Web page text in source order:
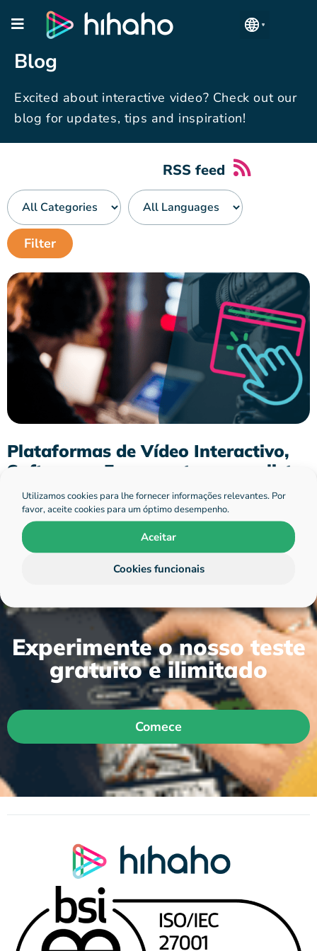
Utilizamos cookies para lhe fornecer informações relevantes. Por
favor, aceite cookies para um óptimo desempenho.
Aceitar
Cookies funcionais
Blog
Excited about interactive video? Check out our
blog for updates, tips and inspiration!
RSS feed
Plataformas de Vídeo Interactivo,
Software e Ferramentas numa lista
abrangente
There are many interactive video software platforms
available. Let us help you find out which one suits you best.
11 Dezembro 2022
Experimente o nosso teste
gratuito e ilimitado
Comece